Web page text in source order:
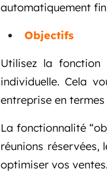
automatiquement
Objectifs
Utilisez la
individuelle. Cela
entreprise en termes
La fonctionnalité
réunions
optimiser vos ventes.